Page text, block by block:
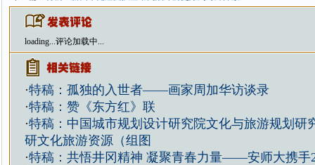
loading...评论加载中...
·特稿：孤独的入世者——画家周加华访谈录
·特稿：赞《东方红》联
·特稿：中国城市规划设计研究院文化与旅游规划研
研文化旅游资源（组图
·特稿：共悟井冈精神 凝聚青春力量——安师大携手